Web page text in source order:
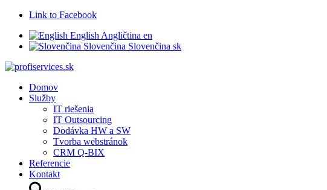
Link to Facebook
English Angličtina en
Slovenčina Slovenčina sk
Domov
Služby
IT riešenia
IT Outsourcing
Dodávka HW a SW
Tvorba webstránok
CRM Q-BIX
Referencie
Kontakt